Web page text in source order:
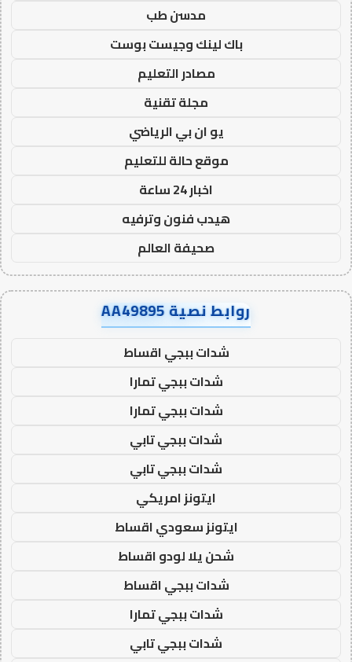
مدسن طب
باك لينك وجيست بوست
مصادر التعليم
مجلة تقنية
يو ان بي الرياضي
موقع حالة للتعليم
اخبار 24 ساعة
هيدب فنون وترفيه
صحيفة العالم
روابط نصية AA49895
شدات ببجي اقساط
شدات ببجي تمارا
شدات ببجي تمارا
شدات ببجي تابي
شدات ببجي تابي
ايتونز امريكي
ايتونز سعودي اقساط
شحن يلا لودو اقساط
شدات ببجي اقساط
شدات ببجي تمارا
شدات ببجي تابي